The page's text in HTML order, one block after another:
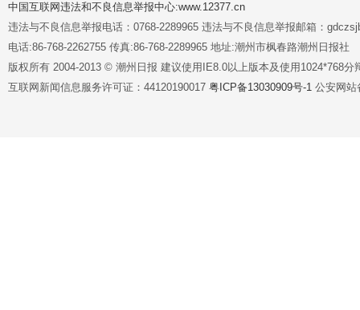
中国互联网违法和不良信息举报中心:www.12377.cn
违法与不良信息举报电话：0768-2289965 违法与不良信息举报邮箱：
电话:86-768-2262755 传真:86-768-2289965 地址:潮州市枫春路潮州日报社
版权所有 2004-2013 © 潮州日报 建议使用IE8.0以上版本及使用1024*768分
互联网新闻信息服务许可证：44120190017 粤ICP备13030909号-1 公安网站